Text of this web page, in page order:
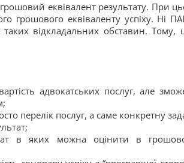
еквівалент результату. При
грошового еквіваленту успіху. Ні
таких відкладальних обставин. Тому,
адвокатських послуг, але
перелік послуг, а саме конкретну
в яких можна оцінити в